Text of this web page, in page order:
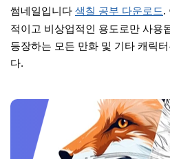
썸네일입니다 색칠 공부 다운로드.
적이고 비상업적인 용도로만 사용
등장하는 모든 만화 및 기타 캐릭
다.